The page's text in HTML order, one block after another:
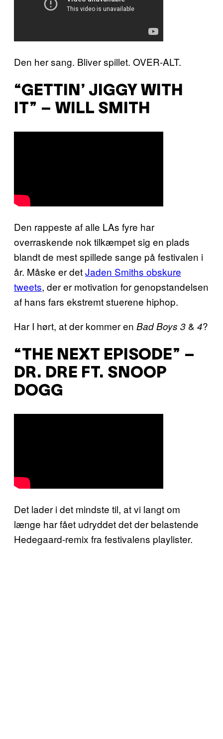
Den her sang. Bliver spillet. OVER-ALT.
“GETTIN’ JIGGY WITH
IT” – WILL SMITH
Den rappeste af alle LAs fyre har
overraskende nok tilkæmpet sig en plads
blandt de mest spillede sange på festivalen i
år. Måske er detJaden Smiths obskure
tweets, der er motivation for genopstandelsen
af hans fars ekstremt stuerene hiphop.
Har I hørt, at der kommer en Bad Boys 3 & 4?
“THE NEXT EPISODE” –
DR. DRE FT. SNOOP
DOGG
Det lader i det mindste til, at vi langt om
længe har fået udryddet det der belastende
Hedegaard-remix fra festivalens playlister.